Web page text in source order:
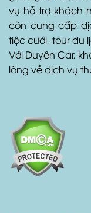
vụ hỗ trợ khách
còn cung cấp
tiệc cưới, tour du
Với Duyên Car,
lòng về dịch vụ